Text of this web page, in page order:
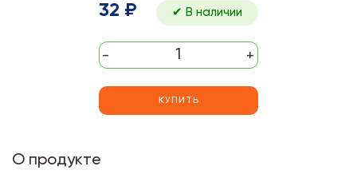
32 ₽ ✔ В наличии
- +
КУПИТЬ
О продукте